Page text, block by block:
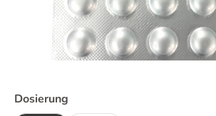
Dosierung